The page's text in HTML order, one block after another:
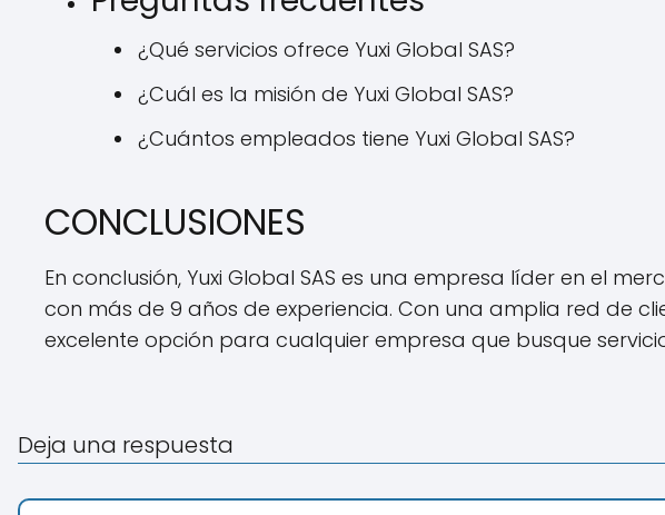
¿Qué servicios ofrece Yuxi Global SAS?
¿Cuál es la misión de Yuxi Global SAS?
¿Cuántos empleados tiene Yuxi Global SAS?
CONCLUSIONES
En conclusión, Yuxi Global SAS es una empresa líder en el
con más de 9 años de experiencia. Con una amplia red de
excelente opción para cualquier empresa que busque
Deja una respuesta